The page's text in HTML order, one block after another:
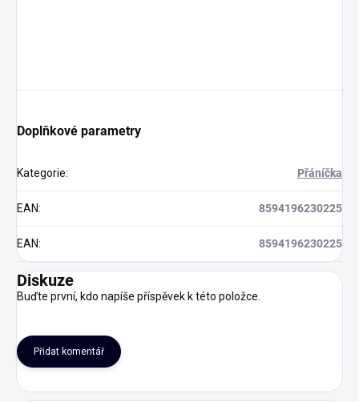
Doplňkové parametry
Kategorie: Přáníčka
EAN: 8594196230225
EAN: 8594196230225
Diskuze
Buďte první, kdo napíše příspěvek k této položce.
Přidat komentář